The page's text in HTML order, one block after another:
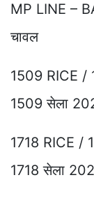
MP LINE –
चावल
1509 RICE /
1509 सेला
1718 RICE /
1718 सेला